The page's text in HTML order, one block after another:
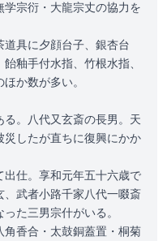
宗衍・大龍宗丈の協力を
具に夕顔台子、銀杏台
釉手付水指、竹根水指、
か数が多い。
。八代又玄斎の長男。天
災したが直ちに復興にかか
仕。享和元年五十六歳で
武者小路千家八代一啜斎
た三男宗什がいる。
香合・太鼓銅蓋置・桐菊